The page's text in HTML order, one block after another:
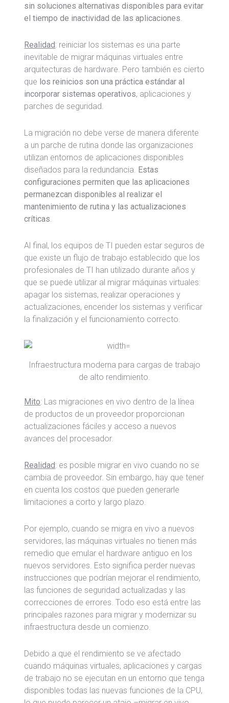
sin soluciones alternativas disponibles para evitar
el tiempo de inactividad de las aplicaciones
Realidad: reiniciar los sistemas es una parte
inevitable de migrar máquinas virtuales entre
arquitecturas de hardware. Pero también es cierto
que los reinicios son una práctica estándar al
incorporar sistemas operativos, aplicaciones y
parches de seguridad.
La migración no debe verse de manera diferente
a un parche de rutina donde las organizaciones
utilizan entornos de aplicaciones disponibles
diseñados para la redundancia. Estas
configuraciones permiten que las aplicaciones
permanezcan disponibles al realizar el
mantenimiento de rutina y las actualizaciones
críticas
Al final, los equipos de TI pueden estar seguros de
que existe un flujo de trabajo establecido que los
profesionales de TI han utilizado durante años y
que se puede utilizar al migrar máquinas virtuales:
apagar los sistemas, realizar operaciones y
actualizaciones, encender los sistemas y verificar
la finalización y el funcionamiento correcto.
Infraestructura moderna para cargas de trabajo
de alto rendimiento.
Mito: Las migraciones en vivo dentro de la línea
de productos de un proveedor proporcionan
actualizaciones fáciles y acceso a nuevos
avances del procesador.
Realidad: es posible migrar en vivo cuando no se
cambia de proveedor. Sin embargo, hay que tener
en cuenta los costos que pueden generarle
limitaciones a corto y largo plazo.
Por ejemplo, cuando se migra en vivo a nuevos
servidores, las máquinas virtuales no tienen más
remedio que emular el hardware antiguo en los
nuevos servidores. Esto significa perder nuevas
instrucciones que podrían mejorar el rendimiento,
las funciones de seguridad actualizadas y las
correcciones de errores. Todo eso está entre las
principales razones para migrar y modernizar su
infraestructura desde un comienzo.
Debido a que el rendimiento se ve afectado
cuando máquinas virtuales, aplicaciones y cargas
de trabajo no se ejecutan en un entorno que tenga
disponibles todas las nuevas funciones de la CPU,